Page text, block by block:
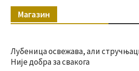
Магазин
Лубеница освежава, али
Није добра за свакога